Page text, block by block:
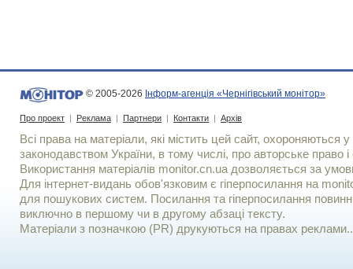
© 2005-2026 Інформ-агенція «Чернігівський монітор»
Про проект | Реклама | Партнери | Контакти | Архів
Всі права на матеріали, які містить цей сайт, охороняються у
законодавством України, в тому числі, про авторське право і
Використання матерiалiв monitor.cn.ua дозволяється за
Для iнтернет-видань обов'язковим є гiперпосилання на
для пошукових систем. Посилання та гіперпосилання
виключно в першому чи в другому абзаці тексту.
Матеріали з позначкою (PR) друкуються на правах реклами..